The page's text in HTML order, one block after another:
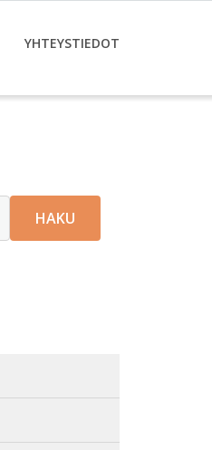
YHTEYSTIEDOT
HAKU